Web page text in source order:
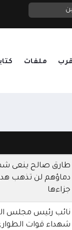
إب..
ملفات
طارق صالح ينعى
دماؤهم لن تذهب
جزاءها
نائب رئيس مجلس
شهداء قوات الطوارئ